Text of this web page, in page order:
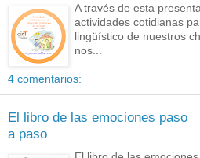
A través de esta
actividades cotidianas
lingüístico de nuestros
nos...
4 comentarios:
El libro de las emociones paso
a paso